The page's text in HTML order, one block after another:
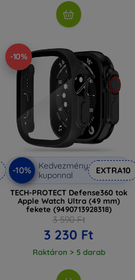
-10%
-10%
Kedvezmény
kuponnal
EXTRA10
TECH-PROTECT Defense360 tok
Apple Watch Ultra (49 mm)
fekete (9490713928318)
3 590 Ft
3 230 Ft
Raktáron > 5 darab